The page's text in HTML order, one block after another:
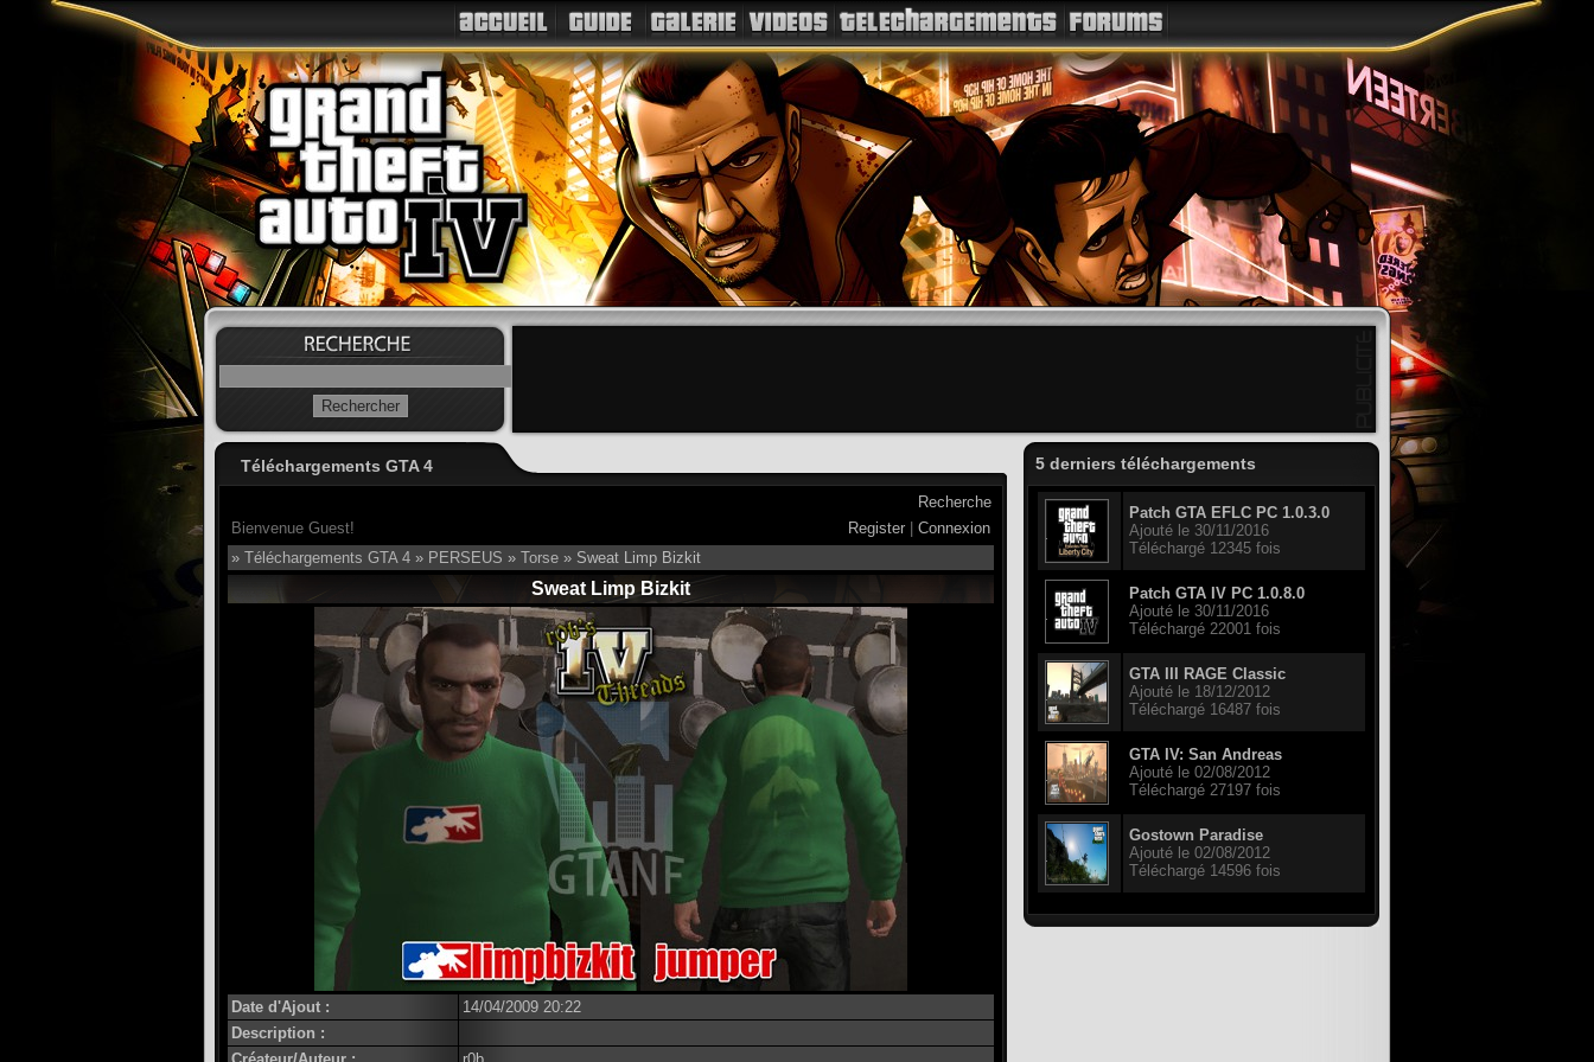
5 derniers téléchargements
Patch GTA EFLC PC 1.0.3.0
Ajouté le 30/11/2016
Téléchargé 12345 fois
Patch GTA IV PC 1.0.8.0
Ajouté le 30/11/2016
Téléchargé 22001 fois
GTA III RAGE Classic
Ajouté le 18/12/2012
Téléchargé 16487 fois
GTA IV: San Andreas
Ajouté le 02/08/2012
Téléchargé 27197 fois
Gostown Paradise
Ajouté le 02/08/2012
Téléchargé 14596 fois
Téléchargements GTA 4
Recherche
Bienvenue Guest!
Register
Connexion
» Téléchargements GTA 4 » PERSEUS » Torse » Sweat Limp Bizkit
Sweat Limp Bizkit
Date d'Ajout :
14/04/2009 20:22
Description :